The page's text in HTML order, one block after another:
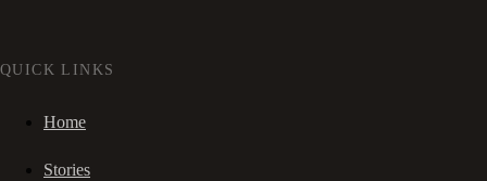
QUICK LINKS
Home
Stories